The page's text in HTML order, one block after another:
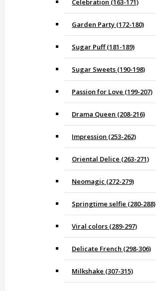
Celebration (163-171)
Garden Party (172-180)
Sugar Puff (181-189)
Sugar Sweets (190-198)
Passion for Love (199-207)
Drama Queen (208-216)
Impression (253-262)
Oriental Delice (263-271)
Neomagic (272-279)
Springtime selfie (280-288)
Viral colors (289-297)
Delicate French (298-306)
Milkshake (307-315)